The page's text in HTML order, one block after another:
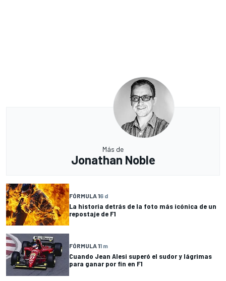
Más de
Jonathan Noble
FÓRMULA 16 d
La historia detrás de la foto más icónica de un
repostaje de F1
FÓRMULA 11 m
Cuando Jean Alesi superó el sudor y lágrimas
para ganar por fin en F1